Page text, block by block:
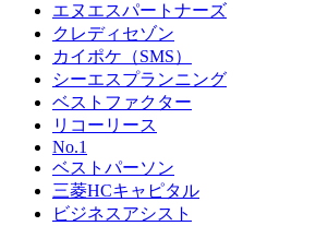
エヌエスパートナーズ
クレディセゾン
カイポケ（SMS）
シーエスプランニング
ベストファクター
リコーリース
No.1
ベストパーソン
三菱HCキャピタル
ビジネスアシスト